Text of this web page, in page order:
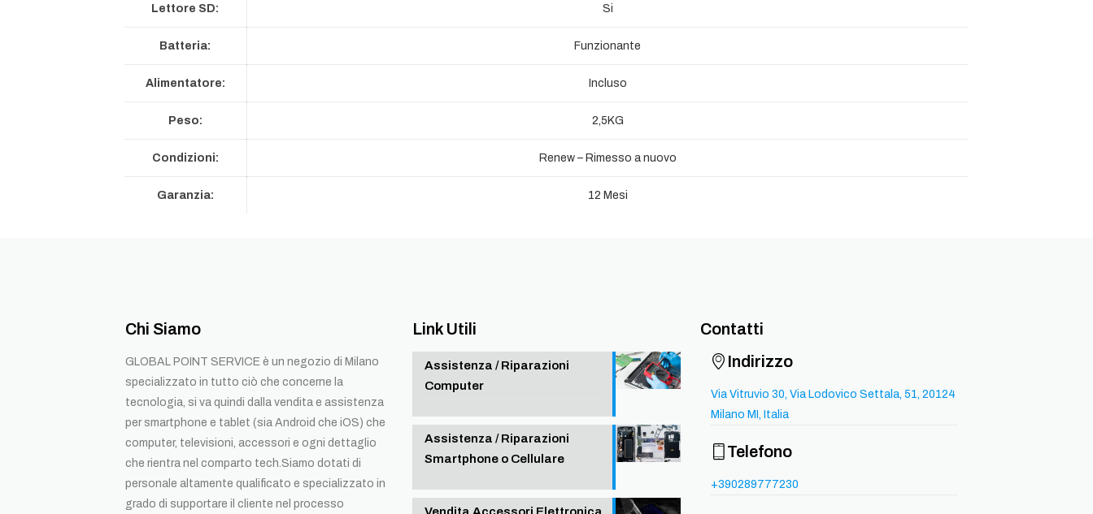
Lettore SD: Si
Batteria: Funzionante
Alimentatore: Incluso
Peso: 2,5KG
Condizioni: Renew – Rimesso a nuovo
Garanzia: 12 Mesi
Chi Siamo
GLOBAL POINT SERVICE è un negozio di Milano
specializzato in tutto ciò che concerne la
tecnologia, si va quindi dalla vendita e assistenza
per smartphone e tablet (sia Android che iOS) che
computer, televisioni, accessori e ogni dettaglio
che rientra nel comparto tech.Siamo dotati di
personale altamente qualificato e specializzato in
grado di supportare il cliente nel processo
Link Utili
Assistenza / Riparazioni
Computer
Assistenza / Riparazioni
Smartphone o Cellulare
Contatti
Indirizzo
Via Vitruvio 30, Via Lodovico Settala, 51, 20124
Milano MI, Italia
Telefono
+390289777230